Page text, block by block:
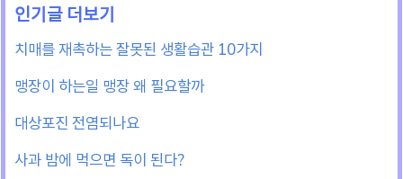
치매를 재촉하는 잘못된 생활습관 10가지
맹장이 하는일 맹장 왜 필요할까
대상포진 전염되나요
사과 밤에 먹으면 독이 된다?